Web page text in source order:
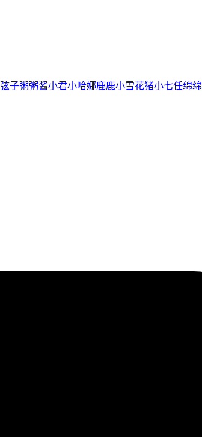
弦子粥粥酱小君小哈娜鹿鹿小雪花猪小七任绵绵